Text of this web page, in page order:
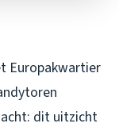
Europakwartier
dit uitzicht